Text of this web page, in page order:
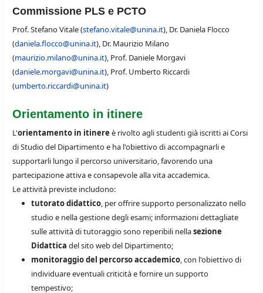
Commissione PLS e PCTO
Prof. Stefano Vitale (stefano.vitale@unina.it), Dr. Daniela Flocco
(daniela.flocco@unina.it), Dr. Maurizio Milano
(maurizio.milano@unina.it), Prof. Daniele Morgavi
(daniele.morgavi@unina.it), Prof. Umberto Riccardi
(umberto.riccardi@unina.it)
Orientamento in itinere
L'orientamento in itinere è rivolto agli studenti già iscritti ai Corsi
di Studio del Dipartimento e ha l'obiettivo di accompagnarli e
supportarli lungo il percorso universitario, favorendo una
partecipazione attiva e consapevole alla vita accademica.
Le attività previste includono:
tutorato didattico, per offrire supporto personalizzato nello
studio e nella gestione degli esami; informazioni dettagliate
sulle attività di tutoraggio sono reperibili nellasezione
Didattica del sito web del Dipartimento;
monitoraggio del percorso accademico, con l'obiettivo di
individuare eventuali criticità e fornire un supporto
tempestivo;